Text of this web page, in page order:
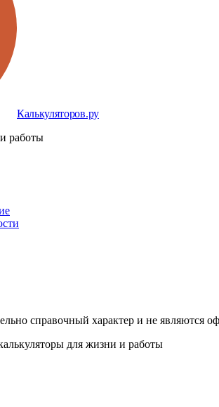
Калькуляторов.ру
работы
справочный характер и не являются
для жизни и работы